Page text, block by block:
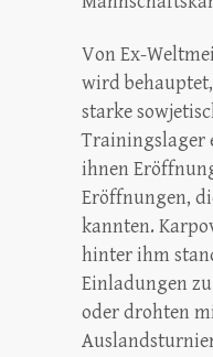
Von Ex-
wird
starke
Trainingslager
ihnen
Eröffnungen,
kannten.
hinter ihm
Einladungen
oder drohten